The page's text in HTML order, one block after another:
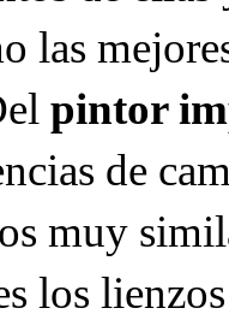
las
pintor
de
muy
los